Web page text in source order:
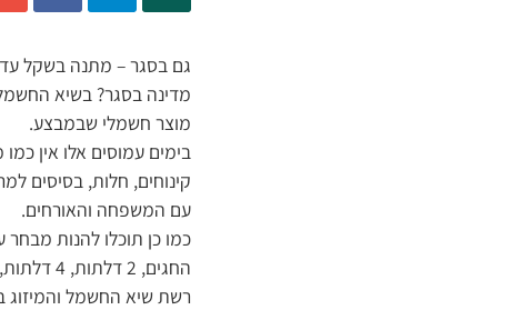
גם בסגר – מתנה בשקל
מדינה בסגר? בשיא
מוצר חשמלי שבמבצע.
בימים עמוסים אלו אין
קינוחים, חלות, בסיסים
עם המשפחה והאורחים.
כמו כן תוכלו להנות
החגים, 2 דלתות, 4 דלתות, מקררים הפוכים בכל הצבעים והדגמים- לשמירה על טריות המזון.
רשת שיא החשמל והמיזוג